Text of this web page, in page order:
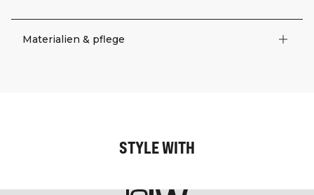
Materialien & pflege
STYLE WITH